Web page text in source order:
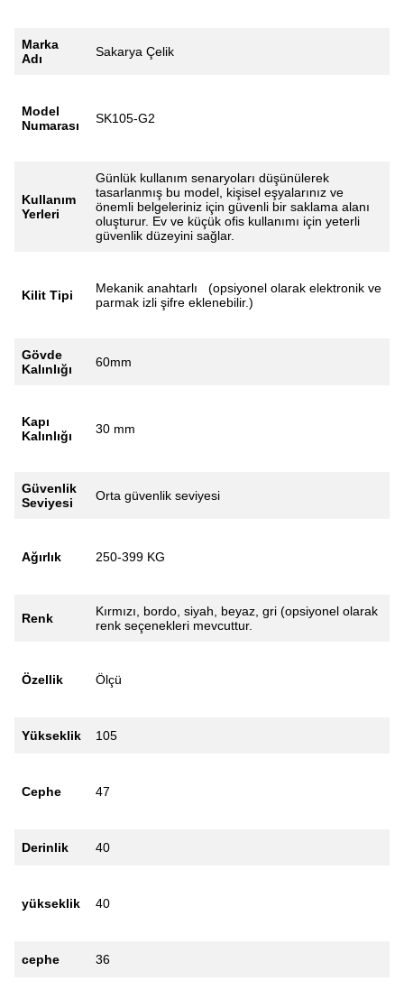
Marka
Adı
Sakarya Çelik
Model
Numarası
SK105-G2
Kullanım
Yerleri
Günlük kullanım senaryoları düşünülerek
tasarlanmış bu model, kişisel eşyalarınız ve
önemli belgeleriniz için güvenli bir saklama alanı
oluşturur. Ev ve küçük ofis kullanımı için yeterli
güvenlik düzeyini sağlar.
Kilit Tipi
Mekanik anahtarlı (opsiyonel olarak elektronik ve
parmak izli şifre eklenebilir.)
Gövde
Kalınlığı
60mm
Kapı
Kalınlığı
30 mm
Güvenlik
Seviyesi
Orta güvenlik seviyesi
Ağırlık 250-399 KG
Renk
Kırmızı, bordo, siyah, beyaz, gri (opsiyonel olarak
renk seçenekleri mevcuttur.
Özellik Ölçü
Yükseklik 105
Cephe 47
Derinlik 40
yükseklik 40
cephe 36